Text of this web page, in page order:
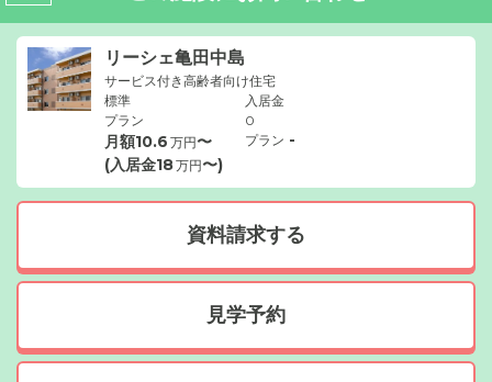
リーシェ亀田中島
サービス付き高齢者向け住宅
標準
プラン
月額10.6 万円〜
(入居金18万円〜)
入居金
0
プラン -
資料請求する
見学予約